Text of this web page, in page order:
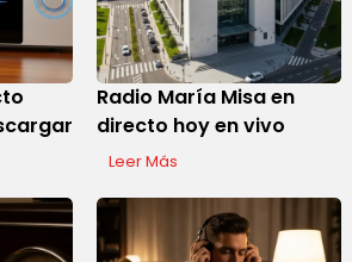
Radio María Misa en
directo hoy en vivo
Leer Más